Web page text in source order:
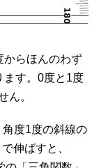
らほんのわず
ます。0度と1度
ん。
度1度の斜線の
伸ばすと、